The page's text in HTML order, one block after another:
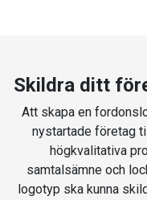
Skildra ditt
Att skapa en
nystartade företag
högkvalitativa
samtalsämne och
logotyp ska kunna